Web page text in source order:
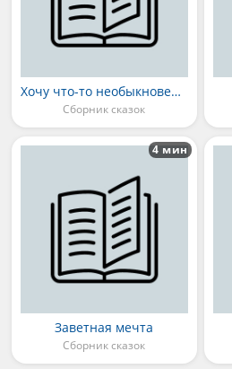
Хочу что-то необыкновенное
Сборник сказок
Заветная мечта
Сборник сказок
4 мин